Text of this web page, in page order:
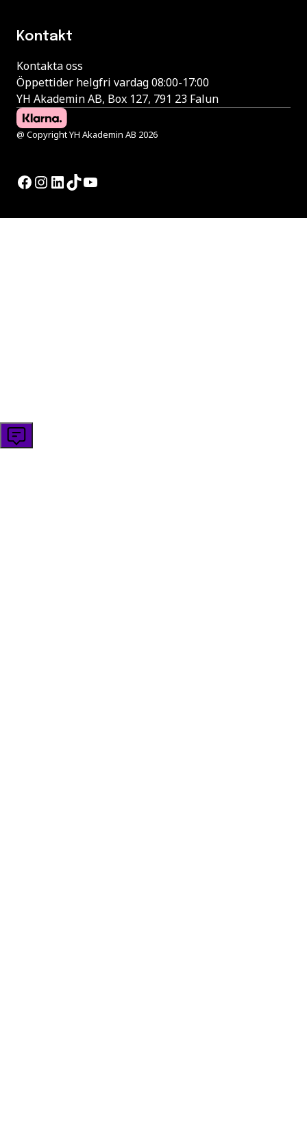
Kontakt
Kontakta oss
Öppettider helgfri vardag 08:00-17:00
YH Akademin AB, Box 127, 791 23 Falun
@ Copyright YH Akademin AB 2026
Facebook
Instagram
LinkedIn
TikTok
YouTube